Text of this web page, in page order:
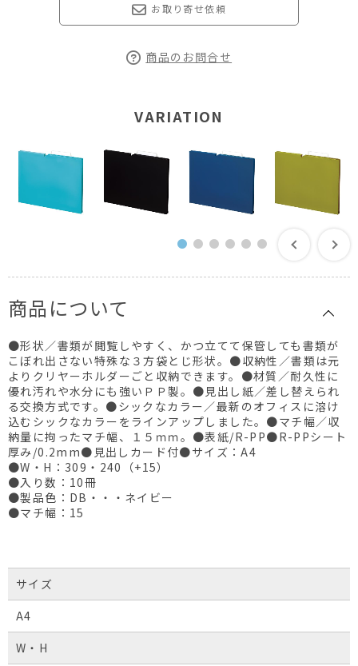
お取り寄せ依頼
商品のお問合せ
VARIATION
商品について
●形状／書類が閲覧しやすく、かつ立てて保管しても書類が
こぼれ出さない特殊な３方袋とじ形状。●収納性／書類は元
よりクリヤーホルダーごと収納できます。●材質／耐久性に
優れ汚れや水分にも強いＰＰ製。●見出し紙／差し替えられ
る交換方式です。●シックなカラー／最新のオフィスに溶け
込むシックなカラーをラインアップしました。●マチ幅／収
納量に拘ったマチ幅、１５ｍｍ。●表紙/R-PP●R-PPシート
厚み/0.2mm●見出しカード付●サイズ：A4
●W・H：309・240（+15）
●入り数：10冊
●製品色：DB・・・ネイビー
●マチ幅：15
サイズ
A4
W・H